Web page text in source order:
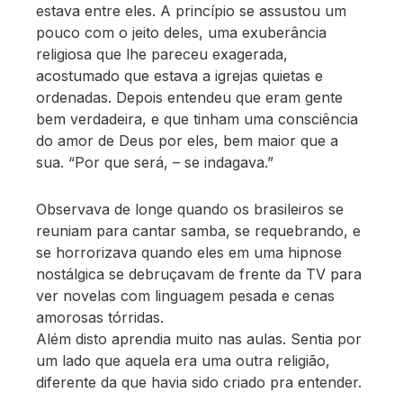
estava entre eles. A princípio se assustou um
pouco com o jeito deles, uma exuberância
religiosa que lhe pareceu exagerada,
acostumado que estava a igrejas quietas e
ordenadas. Depois entendeu que eram gente
bem verdadeira, e que tinham uma consciência
do amor de Deus por eles, bem maior que a
sua. “Por que será, – se indagava.”
Observava de longe quando os brasileiros se
reuniam para cantar samba, se requebrando, e
se horrorizava quando eles em uma hipnose
nostálgica se debruçavam de frente da TV para
ver novelas com linguagem pesada e cenas
amorosas tórridas.
Além disto aprendia muito nas aulas. Sentia por
um lado que aquela era uma outra religião,
diferente da que havia sido criado pra entender.